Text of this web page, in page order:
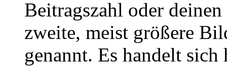
Beitragszahl oder
zweite, meist größere
genannt. Es handelt